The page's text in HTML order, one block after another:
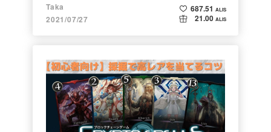
Taka
2021/07/27
687.51 ALIS
21.00 ALIS